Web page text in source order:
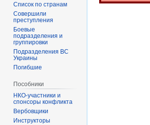
Список по странам
Совершили
преступления
Боевые
подразделения и
группировки
Подразделения ВС
Украины
Погибшие
Пособники
спонсоры конфликта
‏‎Вербовщики
Инструкторы